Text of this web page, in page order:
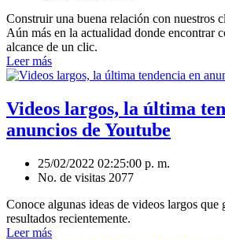
Construir una buena relación con nuestros
Aún más en la actualidad donde encontrar
alcance de un clic.
Leer más
Videos largos, la última
anuncios de Youtube
25/02/2022 02:25:00 p. m.
No. de visitas 2077
Conoce algunas ideas de videos largos que
resultados recientemente.
Leer más